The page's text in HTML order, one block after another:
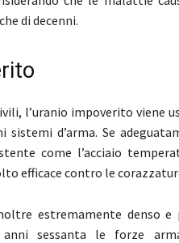
di decenni.
l’uranio impoverito viene
sistemi d’arma. Se
come l’acciaio
efficace contro le
estremamente denso e
anni sessanta le forze